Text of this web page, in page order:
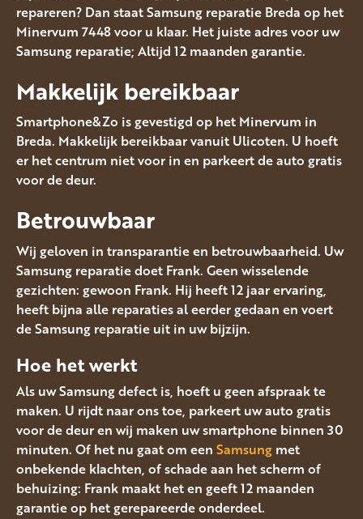
repareren? Dan staat Samsung reparatie Breda op het
Minervum 7448 voor u klaar. Het juiste adres voor uw
Samsung reparatie; Altijd 12 maanden garantie.
Makkelijk bereikbaar
Smartphone&Zo is gevestigd op het Minervum in
Breda. Makkelijk bereikbaar vanuit Ulicoten. U hoeft
er het centrum niet voor in en parkeert de auto gratis
voor de deur.
Betrouwbaar
Wij geloven in transparantie en betrouwbaarheid. Uw
Samsung reparatie doet Frank. Geen wisselende
gezichten: gewoon Frank. Hij heeft 12 jaar ervaring,
heeft bijna alle reparaties al eerder gedaan en voert
de Samsung reparatie uit in uw bijzijn.
Hoe het werkt
Als uw Samsung defect is, hoeft u geen afspraak te
maken. U rijdt naar ons toe, parkeert uw auto gratis
voor de deur en wij maken uw smartphone binnen 30
minuten. Of het nu gaat om een Samsung met
onbekende klachten, of schade aan het scherm of
behuizing: Frank maakt het en geeft 12 maanden
garantie op het gerepareerde onderdeel.